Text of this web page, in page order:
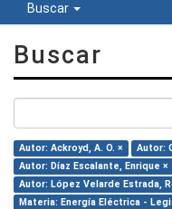
Buscar
Buscar
Autor: Ackroyd, A. O. ×
Autor:
Autor: Díaz Escalante, Enrique ×
Autor: López Velarde Estrada,
Materia: Energía Eléctrica -